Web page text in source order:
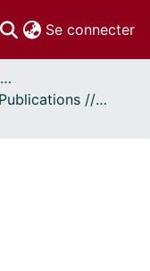
Se connecter
Faculté des arts // Faculty of Arts
Histoire - Publications // History - Publications